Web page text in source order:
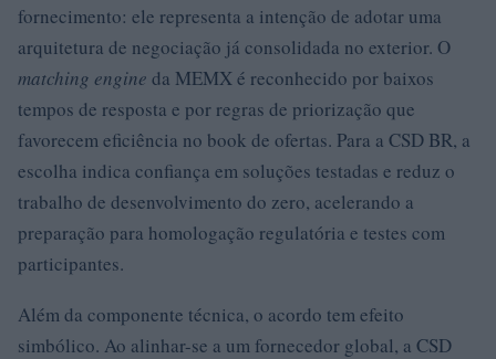
fornecimento: ele representa a intenção de adotar uma
arquitetura de negociação já consolidada no exterior. O
matching engine da MEMX é reconhecido por baixos
tempos de resposta e por regras de priorização que
favorecem eficiência no book de ofertas. Para a CSD BR, a
escolha indica confiança em soluções testadas e reduz o
trabalho de desenvolvimento do zero, acelerando a
preparação para homologação regulatória e testes com
participantes.
Além da componente técnica, o acordo tem efeito
simbólico. Ao alinhar-se a um fornecedor global, a CSD